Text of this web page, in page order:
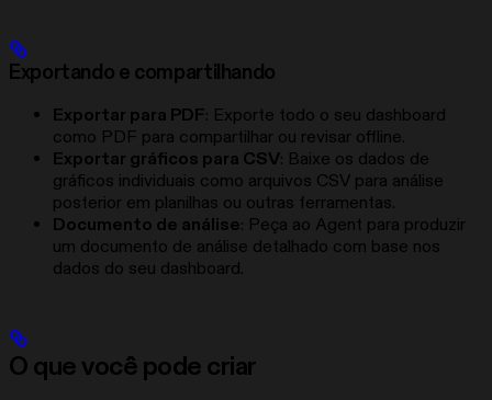
Exportando e compartilhando
Exportar para PDF: Exporte todo o seu dashboard
como PDF para compartilhar ou revisar offline.
Exportar gráficos para CSV: Baixe os dados de
gráficos individuais como arquivos CSV para análise
posterior em planilhas ou outras ferramentas.
Documento de análise: Peça ao Agent para produzir
um documento de análise detalhado com base nos
dados do seu dashboard.
O que você pode criar